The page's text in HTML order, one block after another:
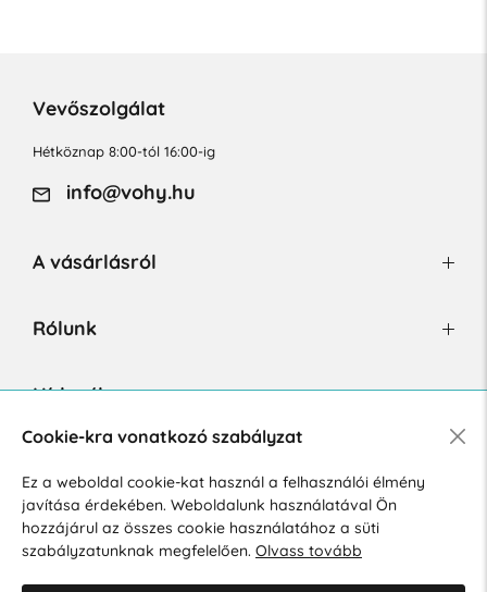
Vevőszolgálat
Hétköznap 8:00-tól 16:00-ig
info@vohy.hu
A vásárlásról
Rólunk
Hírlevél
Hozzájárulok a személyes adatok marketing célú kezeléséhez.
Személyes adatok védelmére vonatkozó szabályzat.
Cookie-kra vonatkozó szabályzat
Ez a weboldal cookie-kat használ a felhasználói élmény
javítása érdekében. Weboldalunk használatával Ön
hozzájárul az összes cookie használatához a süti
szabályzatunknak megfelelően. Olvass tovább